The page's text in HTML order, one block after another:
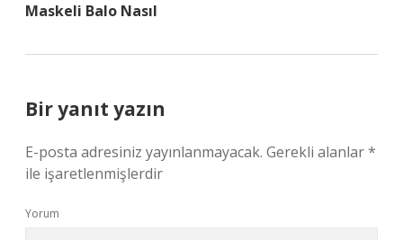
Maskeli Balo Nasıl
Bir yanıt yazın
E-posta adresiniz yayınlanmayacak. Gerekli alanlar*
ile işaretlenmişlerdir
Yorum